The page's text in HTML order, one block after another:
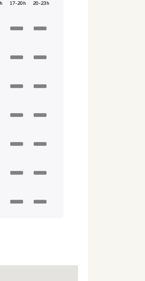
17-20h 20-23h